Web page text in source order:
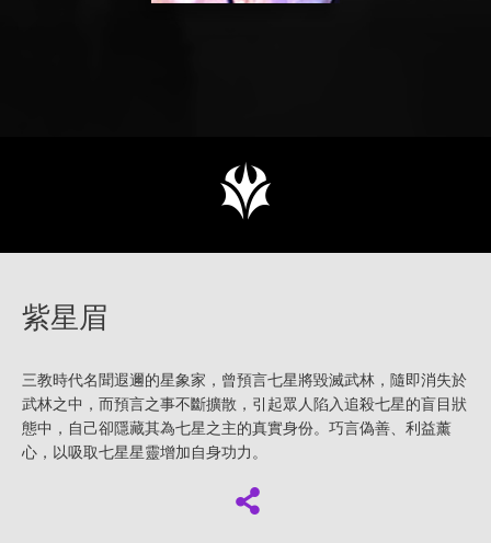
紫星眉
三教時代名聞遐邇的星象家，曾預言七星將毀滅武林，隨即消失於
武林之中，而預言之事不斷擴散，引起眾人陷入追殺七星的盲目狀
態中，自己卻隱藏其為七星之主的真實身份。巧言偽善、利益薰
心，以吸取七星星靈增加自身功力。